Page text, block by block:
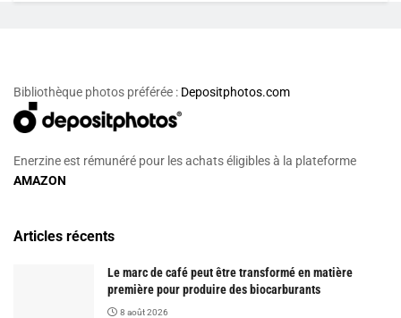
Bibliothèque photos préférée : Depositphotos.com
Enerzine est rémunéré pour les achats éligibles à la plateforme
AMAZON
Articles récents
Le marc de café peut être transformé en matière
première pour produire des biocarburants
8 août 2026